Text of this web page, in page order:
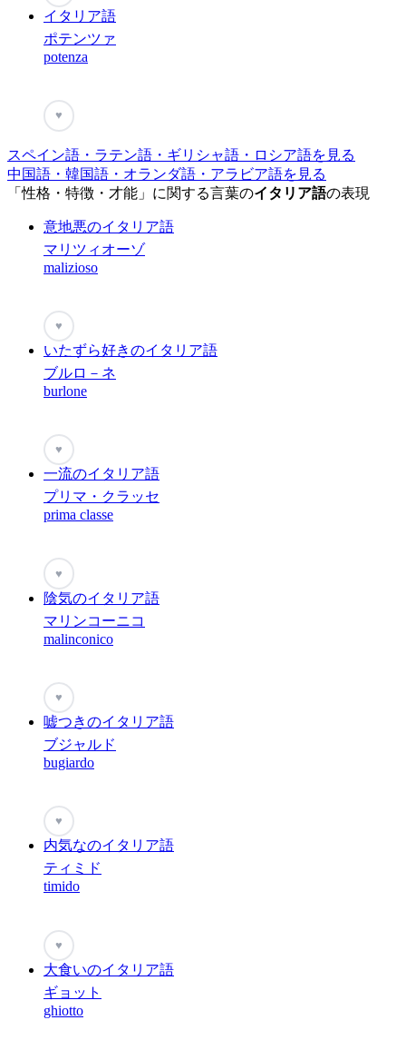
イタリア語
ポテンツァ
potenza
♥
スペイン語・ラテン語・ギリシャ語・ロシア語を見る
中国語・韓国語・オランダ語・アラビア語を見る
「性格・特徴・才能」に関する言葉のイタリア語の表現
意地悪のイタリア語
マリツィオーゾ
malizioso
♥
いたずら好きのイタリア語
ブルロ－ネ
burlone
♥
一流のイタリア語
プリマ・クラッセ
prima classe
♥
陰気のイタリア語
マリンコーニコ
malinconico
♥
嘘つきのイタリア語
ブジャルド
bugiardo
♥
内気なのイタリア語
ティミド
timido
♥
大食いのイタリア語
ギョット
ghiotto